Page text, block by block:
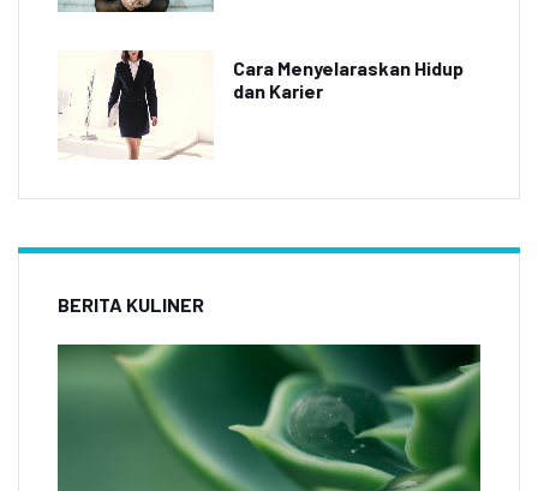
Cara Menyelaraskan Hidup
dan Karier
BERITA KULINER